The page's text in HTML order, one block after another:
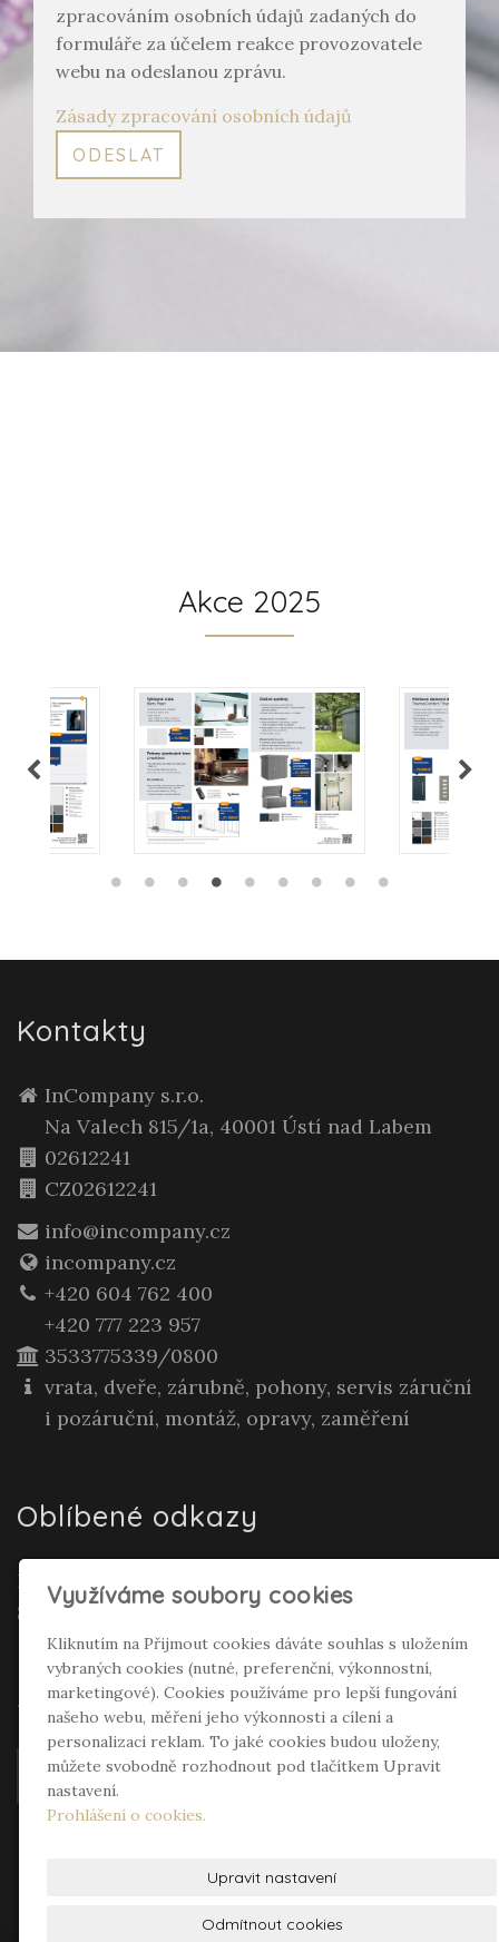
zpracováním osobních údajů zadaných do
formuláře za účelem reakce provozovatele
webu na odeslanou zprávu.
Zásady zpracování osobních údajů
Akce 2025
Kontakty
InCompany s.r.o.
Na Valech 815/1a, 40001 Ústí nad Labem
02612241
CZ02612241
info@incompany.cz
incompany.cz
+420 604 762 400
+420 777 223 957
3533775339/0800
vrata, dveře, zárubně, pohony, servis záruční
i pozáruční, montáž, opravy, zaměření
Oblíbené odkazy
Realitní makléř Gepard Renata Polívková
Seifertová
Sociální sítě
Využíváme soubory cookies
Kliknutím na Přijmout cookies dáváte souhlas s uložením
vybraných cookies (nutné, preferenční, výkonnostní,
marketingové). Cookies používáme pro lepší fungování
našeho webu, měření jeho výkonnosti a cílení a
personalizaci reklam. To jaké cookies budou uloženy,
můžete svobodně rozhodnout pod tlačítkem Upravit
nastavení.
Prohlášení o cookies.
Upravit nastavení
Odmítnout cookies